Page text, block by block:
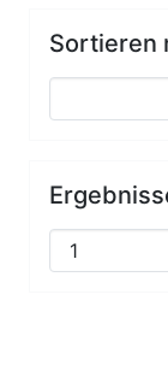
Sortieren